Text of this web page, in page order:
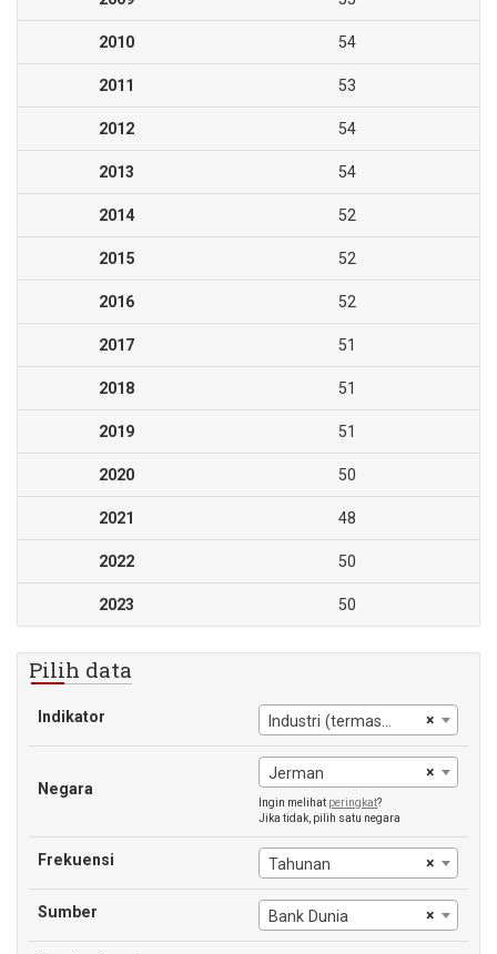
2010 54
2011 53
2012 54
2013 54
2014 52
2015 52
2016 52
2017 51
2018 51
2019 51
2020 50
2021 48
2022 50
2023 50
Pilih data
Indikator ×
Industri (termasuk konstruksi), nilai tambah per pekerja
Negara
×
Jerman
Ingin melihat peringkat?
Jika tidak, pilih satu negara
Frekuensi ×
Tahunan
Sumber ×
Bank Dunia